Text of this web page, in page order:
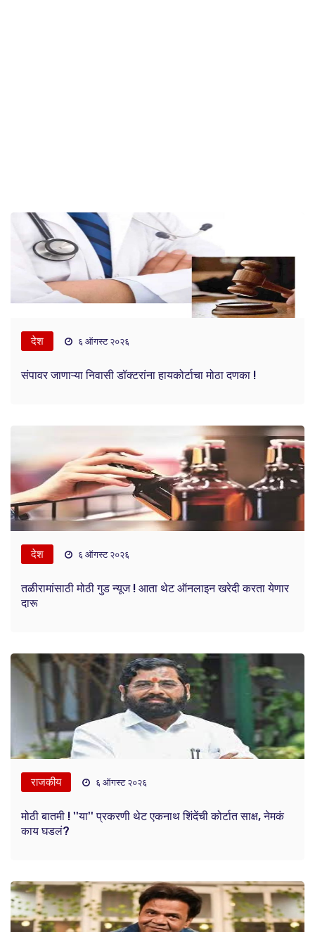
देश ६ ऑगस्ट २०२६
संपावर जाणाऱ्या निवासी डॉक्टरांना हायकोर्टाचा मोठा दणका !
देश ६ ऑगस्ट २०२६
तळीरामांसाठी मोठी गुड न्यूज ! आता थेट ऑनलाइन खरेदी करता येणार
दारू
राजकीय ६ ऑगस्ट २०२६
मोठी बातमी ! ''या'' प्रकरणी थेट एकनाथ शिंदेंची कोर्टात साक्ष, नेमकं
काय घडलं?